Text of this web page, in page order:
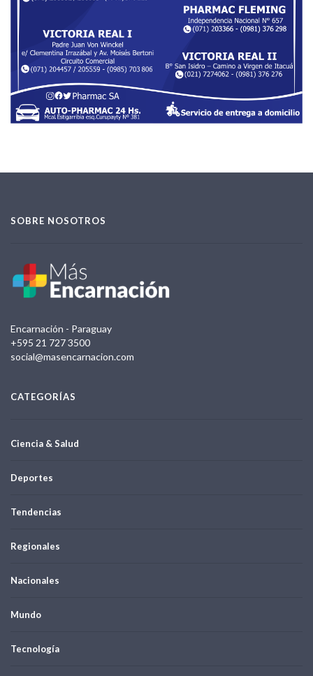
SOBRE NOSOTROS
Encarnación - Paraguay
+595 21 727 3500
social@masencarnacion.com
CATEGORÍAS
Ciencia & Salud
Deportes
Tendencias
Regionales
Nacionales
Mundo
Tecnología